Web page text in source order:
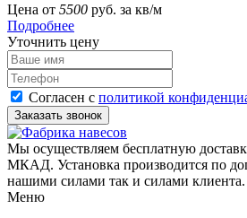
Цена от 5500 руб. за кв/м
Подробнее
Уточнить цену
Согласен с политикой
Мы осуществляем бесплатную
МКАД. Установка производится по
нашими силами так и силами клиента.
Меню